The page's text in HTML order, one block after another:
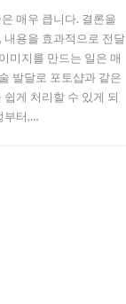
매우 큽니다. 결론을
내용을 효과적으로 전달
미지를 만드는 일은 매
발달로 포토샵과 같은
게 처리할 수 있게 되
부터,…